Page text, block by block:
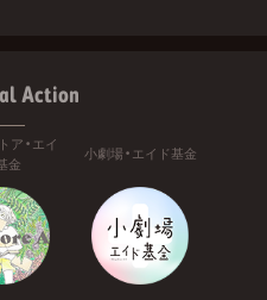
Action
ア・エイ
金
小劇場・エイド基金